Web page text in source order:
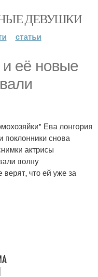
ДЕВУШКИ
статьи
и её новые
Ева лонгория
поклонники снова
актрисы
волну
что ей уже за